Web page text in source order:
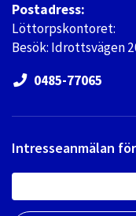
Postadress:
Löttorpskontoret:
Besök: Idrottsvägen
0485-77065
Intresseanmälan